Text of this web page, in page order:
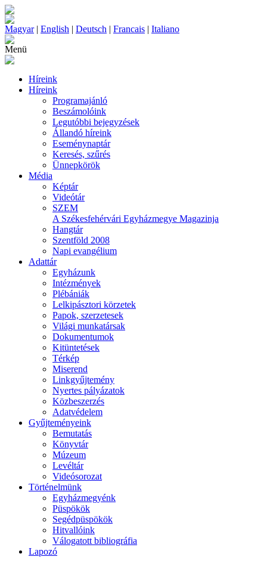
Magyar| English | Deutsch | Francais | Italiano
Menü
Híreink
Híreink
Programajánló
Beszámolóink
Legutóbbi bejegyzések
Állandó híreink
Eseménynaptár
Keresés, szűrés
Ünnepkörök
Média
Képtár
Videótár
SZEM
A Székesfehérvári Egyházmegye Magazinja
Hangtár
Szentföld 2008
Napi evangélium
Adattár
Egyházunk
Intézmények
Plébániák
Lelkipásztori körzetek
Papok, szerzetesek
Világi munkatársak
Dokumentumok
Kitüntetések
Térkép
Miserend
Linkgyűjtemény
Nyertes pályázatok
Közbeszerzés
Adatvédelem
Gyűjteményeink
Bemutatás
Könyvtár
Múzeum
Levéltár
Videósorozat
Történelmünk
Egyházmegyénk
Püspökök
Segédpüspökök
Hitvallóink
Válogatott bibliográfia
Lapozó